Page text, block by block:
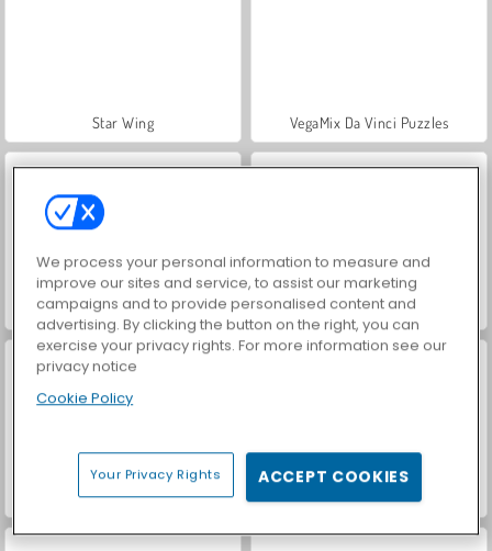
Star Wing VegaMix Da Vinci Puzzles
Squadra di cecchini 2 Gun Blood
Hidden Object: Street of Secrets ASMR Makeover & Makeup Studio
We process your personal information to measure and
improve our sites and service, to assist our marketing
campaigns and to provide personalised content and
advertising. By clicking the button on the right, you can
exercise your privacy rights. For more information see our
privacy notice
Cookie Policy
Your Privacy Rights ACCEPT COOKIES